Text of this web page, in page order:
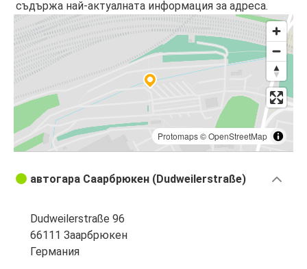
съдържа най-актуалната информация за адреса.
Protomaps©OpenStreetMap
автогара Саарбрюкен (Dudweilerstraße)
Dudweilerstraße 96
66111 Заарбрюкен
Германия